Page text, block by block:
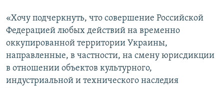
«Хочу подчеркнуть, что совершение Российской
Федерацией любых действий на временно
оккупированной территории Украины,
направленные, в частности, на смену юрисдикции
в отношении объектов культурного,
индустриальной и технического наследия